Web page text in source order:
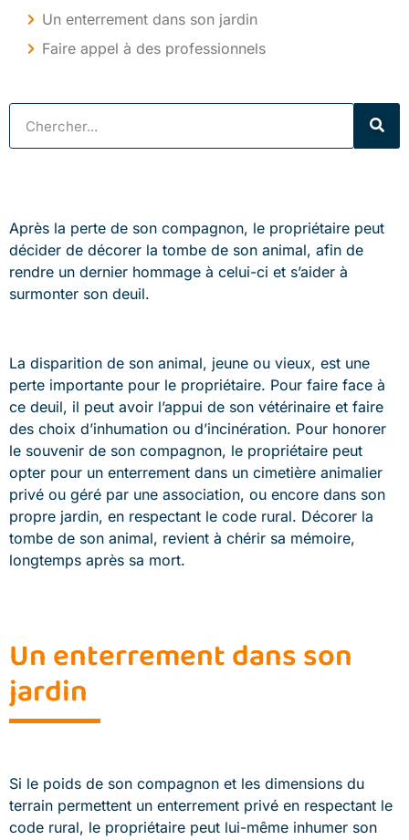
Un enterrement dans son jardin
Faire appel à des professionnels
Après la perte de son compagnon, le propriétaire peut
décider de décorer la tombe de son animal, afin de
rendre un dernier hommage à celui-ci et s’aider à
surmonter son deuil.
La disparition de son animal, jeune ou vieux, est une
perte importante pour le propriétaire. Pour faire face à
ce deuil, il peut avoir l’appui de son vétérinaire et faire
des choix d’inhumation ou d’incinération. Pour honorer
le souvenir de son compagnon, le propriétaire peut
opter pour un enterrement dans un cimetière animalier
privé ou géré par une association, ou encore dans son
propre jardin, en respectant le code rural. Décorer la
tombe de son animal, revient à chérir sa mémoire,
longtemps après sa mort.
Un enterrement dans son
jardin
Si le poids de son compagnon et les dimensions du
terrain permettent un enterrement privé en respectant le
code rural, le propriétaire peut lui-même inhumer son